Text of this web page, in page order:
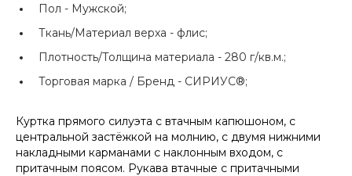
Пол - Мужской;
Ткань/Материал верха - флис;
Плотность/Толщина материала - 280 г/кв.м.;
Торговая марка / Бренд - СИРИУС®;
Куртка прямого силуэта с втачным капюшоном, с
центральной застёжкой на молнию, с двумя нижними
накладными карманами с наклонным входом, с
притачным поясом. Рукава втачные с притачными